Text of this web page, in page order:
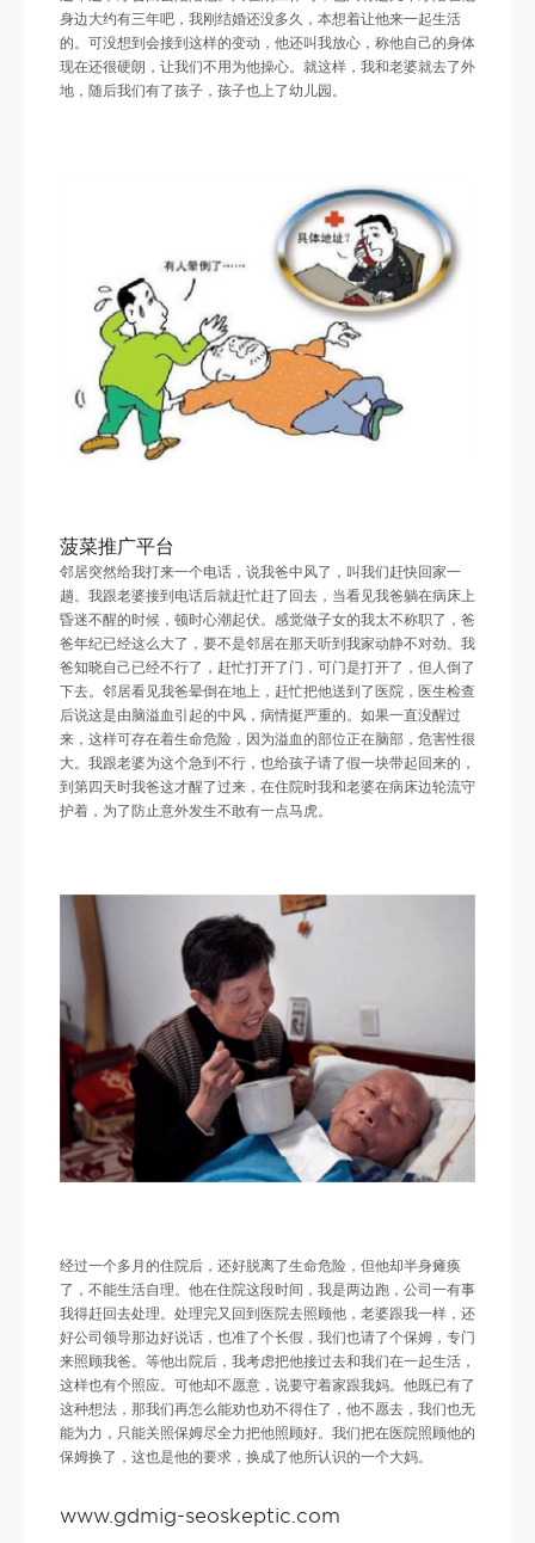
身边大约有三年吧，我刚结婚还没多久，本想着让他来一起生活
的。可没想到会接到这样的变动，他还叫我放心，称他自己的身体
现在还很硬朗，让我们不用为他操心。就这样，我和老婆就去了外
地，随后我们有了孩子，孩子也上了幼儿园。
菠菜推广平台
邻居突然给我打来一个电话，说我爸中风了，叫我们赶快回家一
趟。我跟老婆接到电话后就赶忙赶了回去，当看见我爸躺在病床上
昏迷不醒的时候，顿时心潮起伏。感觉做子女的我太不称职了，爸
爸年纪已经这么大了，要不是邻居在那天听到我家动静不对劲。我
爸知晓自己已经不行了，赶忙打开了门，可门是打开了，但人倒了
下去。邻居看见我爸晕倒在地上，赶忙把他送到了医院，医生检查
后说这是由脑溢血引起的中风，病情挺严重的。如果一直没醒过
来，这样可存在着生命危险，因为溢血的部位正在脑部，危害性很
大。我跟老婆为这个急到不行，也给孩子请了假一块带起回来的，
到第四天时我爸这才醒了过来，在住院时我和老婆在病床边轮流守
护着，为了防止意外发生不敢有一点马虎。
经过一个多月的住院后，还好脱离了生命危险，但他却半身瘫痪
了，不能生活自理。他在住院这段时间，我是两边跑，公司一有事
我得赶回去处理。处理完又回到医院去照顾他，老婆跟我一样，还
好公司领导那边好说话，也准了个长假，我们也请了个保姆，专门
来照顾我爸。等他出院后，我考虑把他接过去和我们在一起生活，
这样也有个照应。可他却不愿意，说要守着家跟我妈。他既已有了
这种想法，那我们再怎么能劝也劝不得住了，他不愿去，我们也无
能为力，只能关照保姆尽全力把他照顾好。我们把在医院照顾他的
保姆换了，这也是他的要求，换成了他所认识的一个大妈。
www.gdmig-seoskeptic.com